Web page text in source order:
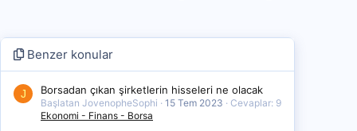
Benzer konular
J Borsadan çıkan şirketlerin hisseleri ne olacak
Başlatan JovenopheSophi 15 Tem 2023
Cevaplar: 9
Ekonomi - Finans - Borsa